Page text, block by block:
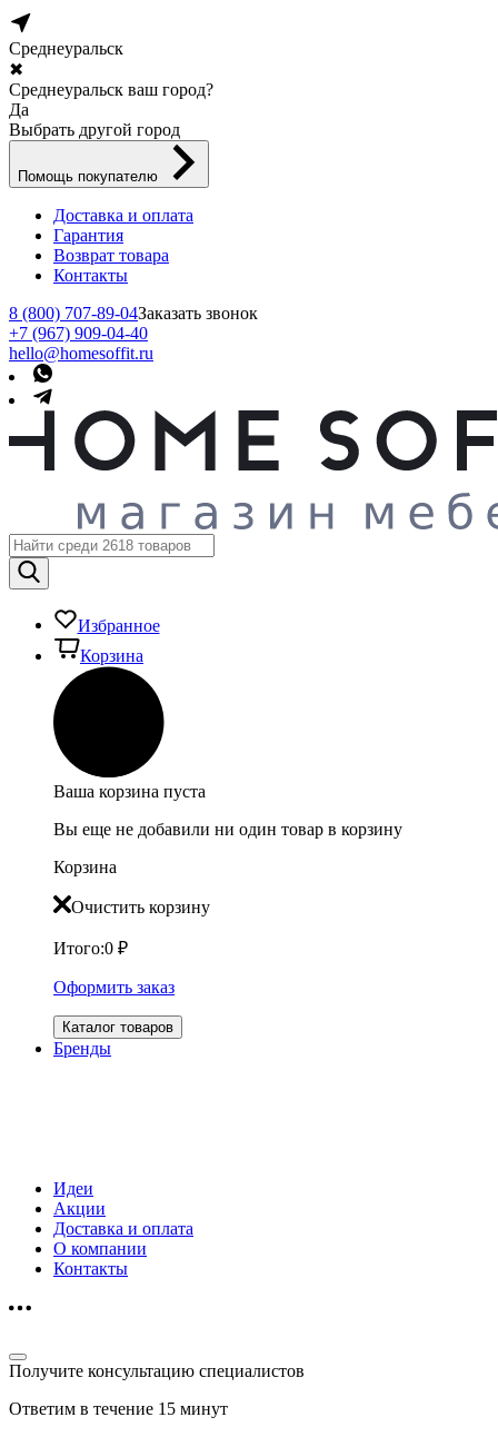
Среднеуральск
✖
Среднеуральск ваш город?
Да
Выбрать другой город
Помощь покупателю
Доставка и оплата
Гарантия
Возврат товара
Контакты
8 (800) 707-89-04Заказать звонок
+7 (967) 909-04-40
hello@homesoffit.ru
Избранное
Корзина
Ваша корзина пуста
Вы еще не добавили ни один товар в корзину
Корзина
Очистить корзину
Итого:0 ₽
Оформить заказ
Каталог товаров
Бренды
Идеи
Акции
Доставка и оплата
О компании
Контакты
Получите консультацию специалистов
Ответим в течение 15 минут